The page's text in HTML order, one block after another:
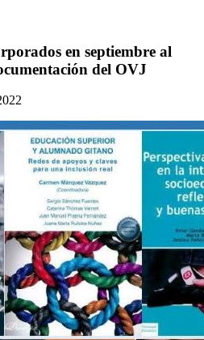
en septiembre al
del OVJ